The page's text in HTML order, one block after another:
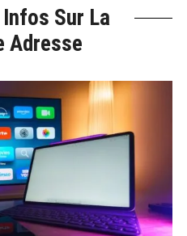
Sur La
Adresse